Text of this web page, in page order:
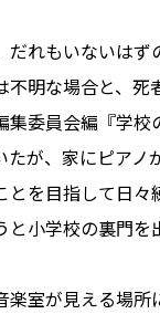
れもいないはず
明な場合と、死
委員会編『学
が、家にピア
を目指して日々
小学校の裏門
室が見える場所